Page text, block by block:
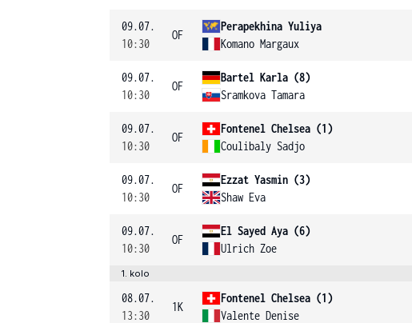
09.07.
10:30
OF
Perapekhina Yuliya
Komano Margaux
09.07.
10:30
OF
Bartel Karla (8)
Sramkova Tamara
09.07.
10:30
OF
Fontenel Chelsea (1)
Coulibaly Sadjo
09.07.
10:30
OF
Ezzat Yasmin (3)
Shaw Eva
09.07.
10:30
OF
El Sayed Aya (6)
Ulrich Zoe
1. kolo
08.07.
13:30
1K
Fontenel Chelsea (1)
Valente Denise